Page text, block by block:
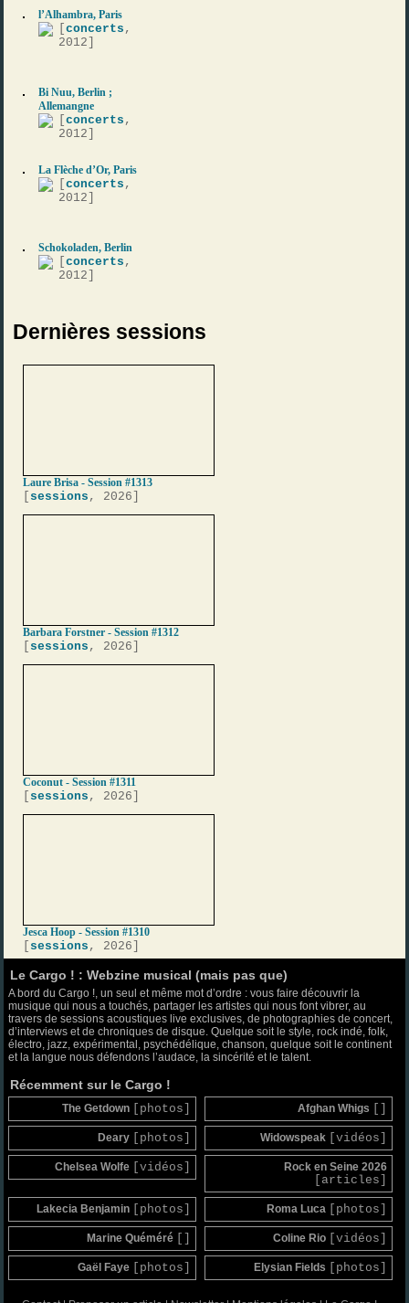
l’Alhambra, Paris
[concerts ,
2012]
Bi Nuu, Berlin ;
Allemangne
[concerts ,
2012]
La Flèche d’Or, Paris
[concerts ,
2012]
Schokoladen, Berlin
[concerts ,
2012]
Dernières sessions
Laure Brisa - Session #1313
sessions , 2026]
Barbara Forstner - Session #1312
sessions , 2026]
Coconut - Session #1311
sessions , 2026]
Jesca Hoop - Session #1310
sessions , 2026]
Le Cargo ! : Webzine musical (mais pas que)
A bord du Cargo !, un seul et même mot d’ordre : vous faire découvrir la
musique qui nous a touchés, partager les artistes qui nous font vibrer, au
travers de sessions acoustiques live exclusives, de photographies de concert,
d’interviews et de chroniques de disque. Quelque soit le style, rock indé, folk,
électro, jazz, expérimental, psychédélique, chanson, quelque soit le continent
et la langue nous défendons l’audace, la sincérité et le talent.
Récemment sur le Cargo !
The Getdown [photos] Afghan Whigs
Deary [photos] Widowspeak [vidéos]
Chelsea Wolfe [vidéos] Rock en Seine 2026
[articles]
Lakecia Benjamin [photos] Roma Luca [photos]
Marine Quéméré Coline Rio [vidéos]
Gaël Faye [photos] Elysian Fields [photos]